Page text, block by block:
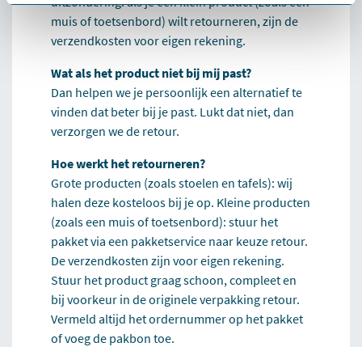
muis of toetsenbord) wilt retourneren, zijn de
verzendkosten voor eigen rekening.
Wat als het product niet bij mij past?
Dan helpen we je persoonlijk een alternatief te
vinden dat beter bij je past. Lukt dat niet, dan
verzorgen we de retour.
Hoe werkt het retourneren?
Grote producten (zoals stoelen en tafels): wij
halen deze kosteloos bij je op. Kleine producten
(zoals een muis of toetsenbord): stuur het
pakket via een pakketservice naar keuze retour.
De verzendkosten zijn voor eigen rekening.
Stuur het product graag schoon, compleet en
bij voorkeur in de originele verpakking retour.
Vermeld altijd het ordernummer op het pakket
of voeg de pakbon toe.